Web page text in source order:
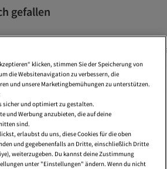
gefallen
Kurze Sport
Alles Sehen
Sport Leggings Extra LangKurze Sport Leggings
Push Up Sport Leggings Karierte Leggings
Tall
Leggings Ohne Naht
klicken, stimmen Sie der Speicherung von
die Websitenavigation zu verbessern, die
und unsere Marketingbemühungen zu unterstützen.
sicher und optimiert zu gestalten.
und Werbung anzubieten, die auf deine
sind.
erlaubst du uns, diese Cookies für die oben
und gegebenenfalls an Dritte, einschließlich Dritte
weiterzugeben. Du kannst deine Zustimmung
unter "Einstellungen" ändern. Wenn du nicht